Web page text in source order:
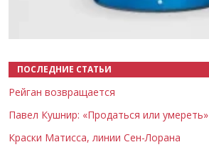
ПОСЛЕДНИЕ СТАТЬИ
Рейган возвращается
Павел Кушнир: «Продаться или умереть»
Краски Матисса, линии Сен-Лорана